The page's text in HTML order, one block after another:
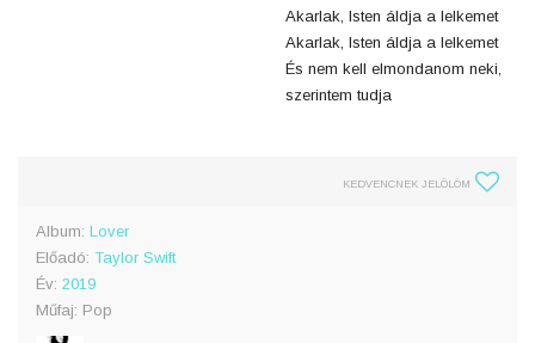
Akarlak, Isten áldja a lelkemet
Akarlak, Isten áldja a lelkemet
És nem kell elmondanom neki,
szerintem tudja
KEDVENCNEK JELÖLÖM
Album: Lover
Előadó: Taylor Swift
Év: 2019
Műfaj: Pop